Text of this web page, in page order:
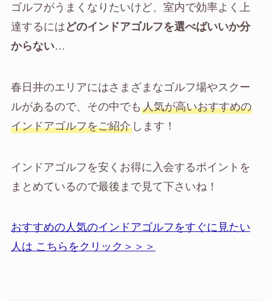
ゴルフがうまくなりたいけど、室内で効率よく上
達するには どのインドアゴルフを選べばいいか分
からない…
春日井のエリアにはさまざまなゴルフ場やスクー
ルがあるので、その中でも 人気が高いおすすめの
インドアゴルフをご紹介します！
インドアゴルフを安くお得に入会するポイントを
まとめているので最後まで見て下さいね！
おすすめの人気のインドアゴルフをすぐに見たい
人は こちらをクリック＞＞＞